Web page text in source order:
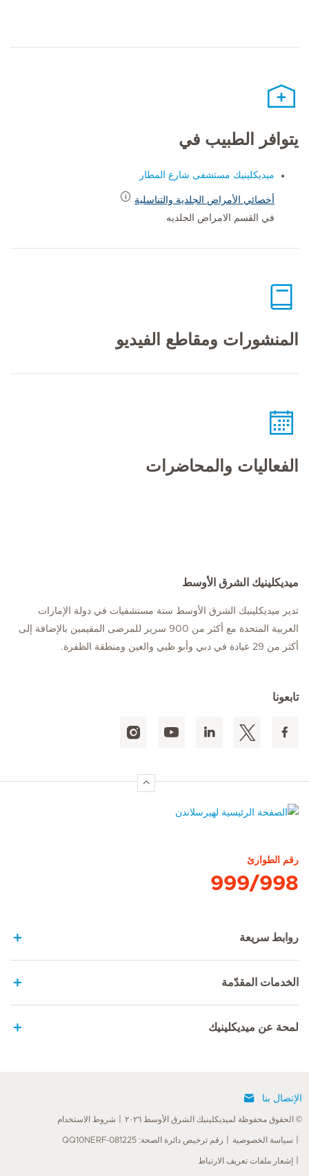
يتوافر الطبيب في
ميديكلينيك مستشفى شارع المطار
أخصائي الأمراض الجلدية والتناسلية
في القسم الامراض الجلديه
المنشورات ومقاطع الفيديو
الفعاليات والمحاضرات
ميديكلينيك الشرق الأوسط
تدير ميديكلينيك الشرق الأوسط ستة مستشفيات في دولة الإمارات
العربية المتحدة مع أكثر من 900 سرير للمرضى المقيمين بالإضافة إلى
أكثر من 29 عيادة في دبي وأبو ظبي والعين ومنطقة الظفرة.
تابعونا
رقم الطوارئ
999/998
روابط سريعة
الخدمات المقدّمة
لمحة عن ميديكلينيك
الإتصال بنا
© الحقوق محفوظة لميديكلينيك الشرق الأوسط ٢٠٢٦ شروط الاستخدام
سياسة الخصوصية رقم ترخيص دائرة الصحة: QQ10NERF-081225
إشعار ملفات تعريف الارتباط